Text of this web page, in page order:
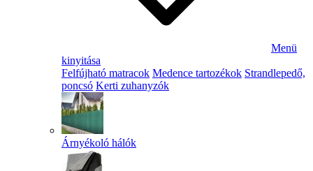
Menü
kinyitása
Felfújható matracok Medence tartozékok Strandlepedő,
poncsó Kerti zuhanyzók
Árnyékoló hálók